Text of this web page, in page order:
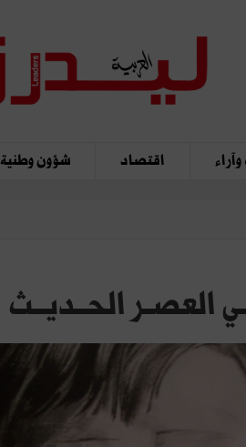
اقتصاد شؤون وطنية
العصـر الحــديــث